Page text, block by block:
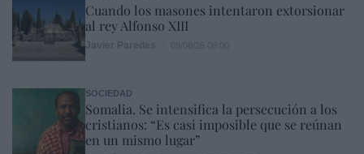
Cuando los masones intentaron extorsionar
al rey Alfonso XIII
SOCIEDAD
Somalia. Se intensifica la persecución a los
cristianos: “Es casi imposible que se reúnan
en un mismo lugar”